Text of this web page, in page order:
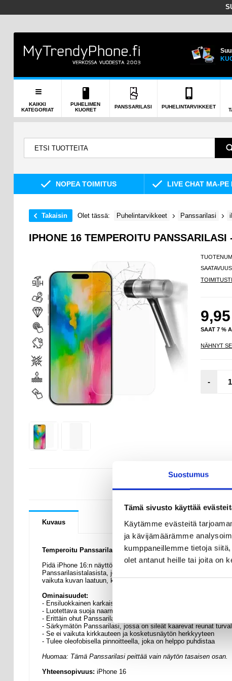
Suostumus
Tämä sivusto käyttää
Käytämme evästeitä
ja kävijämäärämme
kumppaneillemme tietoja
olet antanut heille tai joita on
KAIKKI
KATEGORIAT
PUHELIMEN
KUORET
PANSSARILASI PUHELINTARVIKKEET
NOPEA TOIMITUS LIVE CHAT MA-PE
Takaisin Olet tässä: Puhelintarvikkeet Panssarilasi
IPHONE 16 TEMPEROITU
9,95
SAAT 7 %
NÄHNYT
-
Kuvaus
Temperoitu Panssarilasi - iPhone 16 - 9H, 0.3mm
Pidä iPhone 16:n näyttö turvassa tällä 0,3mm Panssarilasilla.
Panssarilasistalasista, jossa on korkea läpinäkyvyys ja herkkä
vaikuta kuvan laatuun, kun taas erityisesti oleofobinen pinnoite
Ominaisuudet:
- Ensiluokkainen karkaistu Panssarilasi iPhone 16:lle
- Luotettava suoja naarmuilta, kolhuilta ja pieniltä iskuilta
- Erittäin ohut Panssarilasi, jolla on maksimaalinen kovuus
- Särkymätön Panssarilasi, jossa on sileät kaarevat reunat
- Se ei vaikuta kirkkauteen ja kosketusnäytön herkkyyteen
- Tulee oleofobisella pinnoitteella, joka on helppo puhdistaa
Huomaa: Tämä Panssarilasi peittää vain näytön tasaisen osan.
Yhteensopivuus: iPhone 16